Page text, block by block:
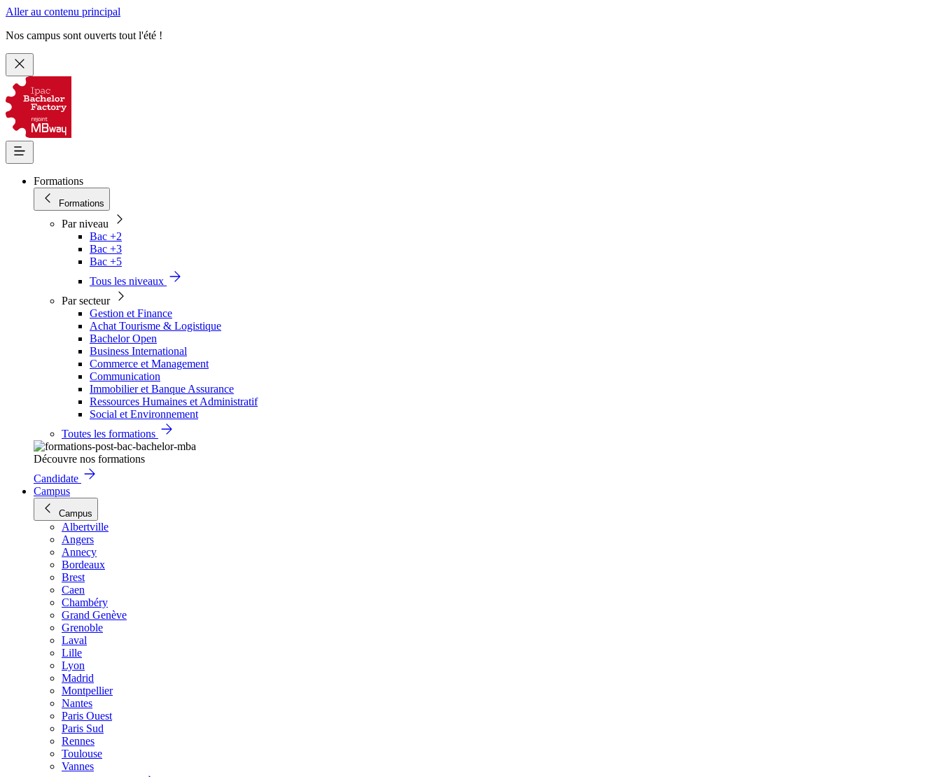
Aller au contenu principal
Nos campus sont ouverts tout l'été !
Formations
Formations
Par niveau
Bac +2
Bac +3
Bac +5
Tous les niveaux
Par secteur
Gestion et Finance
Achat Tourisme & Logistique
Bachelor Open
Business International
Commerce et Management
Communication
Immobilier et Banque Assurance
Ressources Humaines et Administratif
Social et Environnement
Toutes les formations
Découvre nos formations
Candidate
Campus
Campus
Albertville
Angers
Annecy
Bordeaux
Brest
Caen
Chambéry
Grand Genève
Grenoble
Laval
Lille
Lyon
Madrid
Montpellier
Nantes
Paris Ouest
Paris Sud
Rennes
Toulouse
Vannes